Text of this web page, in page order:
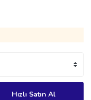
Hızlı Satın Al